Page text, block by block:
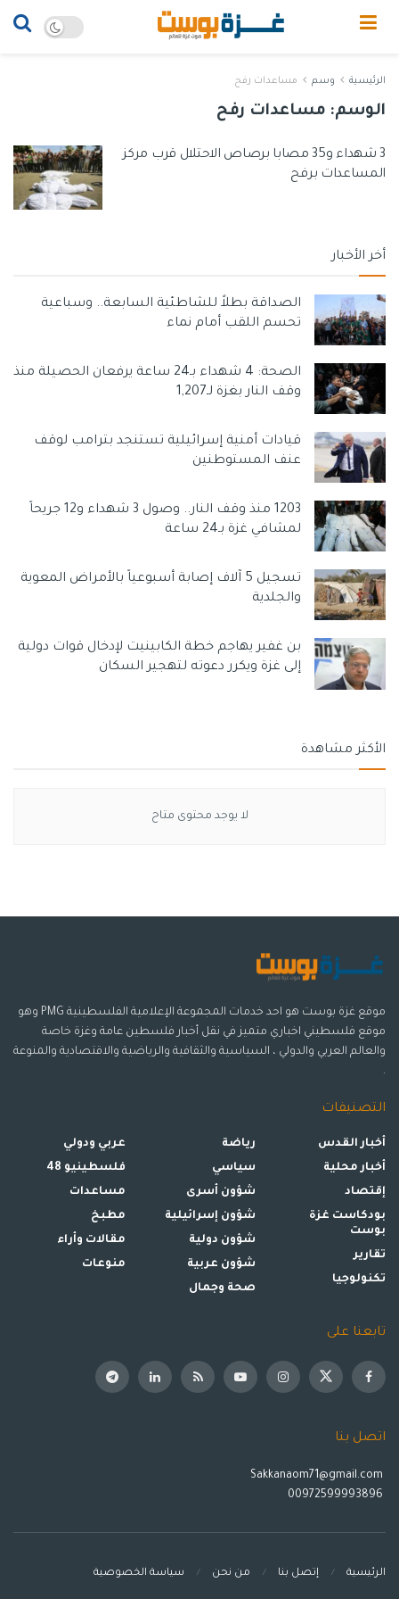
الرئيسية وسم مساعدات رفح
الوسم: مساعدات رفح
3 شهداء و35 مصابا برصاص الاحتلال قرب مركز
المساعدات برفح
أخر الأخبار
الصداقة بطلاً للشاطئية السابعة.. وسباعية
تحسم اللقب أمام نماء
الصحة: 4 شهداء بـ24 ساعة يرفعان الحصيلة منذ
وقف النار بغزة لـ1,207
قيادات أمنية إسرائيلية تستنجد بترامب لوقف
عنف المستوطنين
1203 منذ وقف النار.. وصول 3 شهداء و12 جريحاً
لمشافي غزة بـ24 ساعة
تسجيل 5 آلاف إصابة أسبوعياً بالأمراض المعوية
والجلدية
بن غفير يهاجم خطة الكابينيت لإدخال قوات دولية
إلى غزة ويكرر دعوته لتهجير السكان
الأكثر مشاهدة
لا يوجد محتوى متاح
موقع غزة بوست هو احد خدمات المجموعة الإعلامية الفلسطينية PMG وهو
موقع فلسطيني اخباري متميز في نقل أخبار فلسطين عامة وغزة خاصة
والعالم العربي والدولي ، السياسية والثقافية والرياضية والاقتصادية والمنوعة
.
التصنيفات
أخبار القدس
أخبار محلية
إقتصاد
بودكاست غزة
بوست
تقارير
تكنولوجيا
رياضة
سياسي
شؤون أسرى
شؤون إسرائيلية
شؤون دولية
شؤون عربية
صحة وجمال
عربي ودولي
فلسطينيو 48
مساعدات
مطبخ
مقالات وأراء
منوعات
تابعنا على
اتصل بنا
Sakkanaom71@gmail.com
الرئيسية إتصل بنا من نحن سياسة الخصوصية